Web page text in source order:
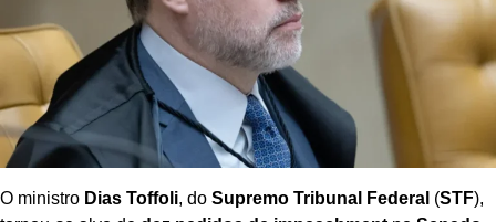
O ministro Dias Toffoli, do Supremo Tribunal Federal (STF),